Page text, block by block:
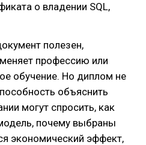
о владении SQL,
полезен,
профессию или
обучение. Но диплом не
объяснить
могут спросить, как
почему выбраны
экономический эффект,